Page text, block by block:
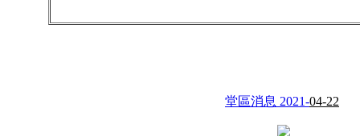
堂區消息 2021-04-22